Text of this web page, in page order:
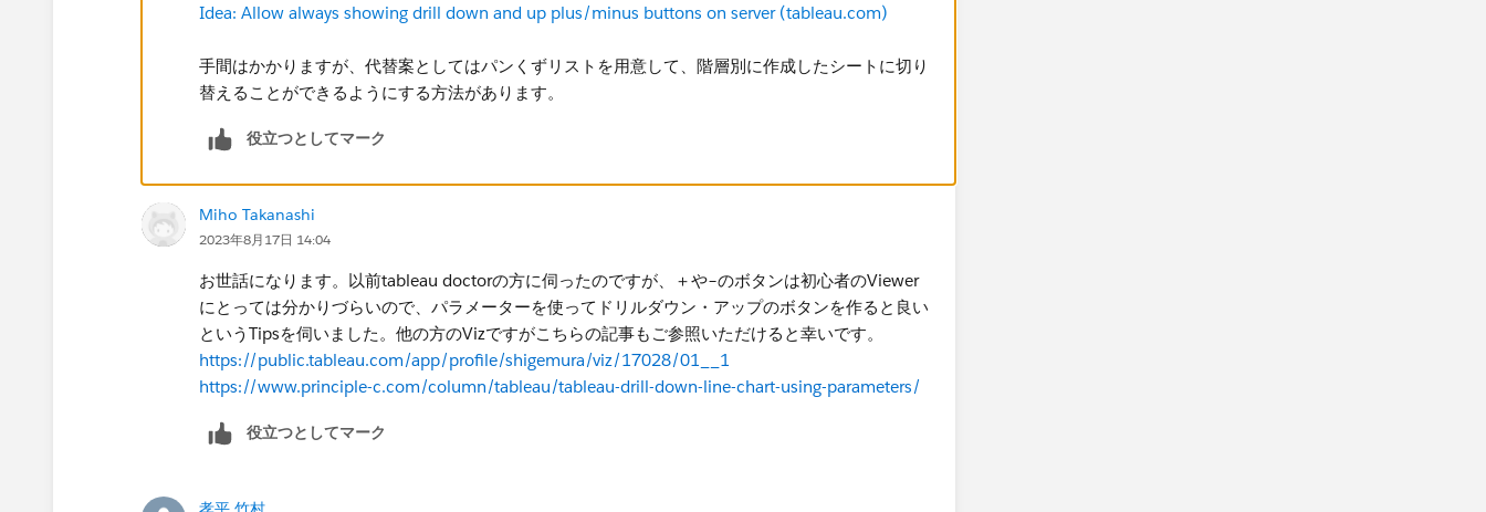
Idea: Allow always showing drill down and up plus/minus buttons on server (tableau.com)
手間はかかりますが、代替案としてはパンくずリストを用意して、階層別に作成したシートに切り
替えることができるようにする​方法があります。
役立つとしてマーク
Miho Takanashi
2023年8月17日 14:04
お世話になります。以前tableau doctorの方に伺ったのですが、＋や−のボタンは初心者のViewer
にとっては分かりづらいので、パラメーターを使ってドリルダウン・アップのボタンを作ると良い
というTipsを伺いました。他の方のVizですがこちらの記事もご参照いただけると幸いです。
https://public.tableau.com/app/profile/shigemura/viz/17028/01__1
https://www.principle-c.com/column/tableau/tableau-drill-down-line-chart-using-parameters/
役立つとしてマーク